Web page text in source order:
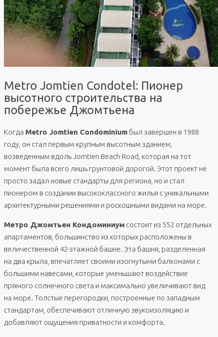
Metro Jomtien Condotel: Пионер
высотного строительства на
побережье Джомтьена
Когда Metro Jomtien Condominium был завершен в 1988
году, он стал первым крупным высотным зданием,
возведенным вдоль Jomtien Beach Road, которая на тот
момент была всего лишь грунтовой дорогой. Этот проект не
просто задал новые стандарты для региона, но и стал
пионером в создании высококлассного жилья с уникальными
архитектурными решениями и роскошными видами на море.
Метро Джомтьен Кондоминиум состоит из 552 отдельных
апартаментов, большинство из которых расположены в
величественной 42-этажной башне. Эта башня, разделенная
на два крыла, впечатляет своими изогнутыми балконами с
большими навесами, которые уменьшают воздействие
прямого солнечного света и максимально увеличивают вид
на море. Толстые перегородки, построенные по западным
стандартам, обеспечивают отличную звукоизоляцию и
добавляют ощущения приватности и комфорта.